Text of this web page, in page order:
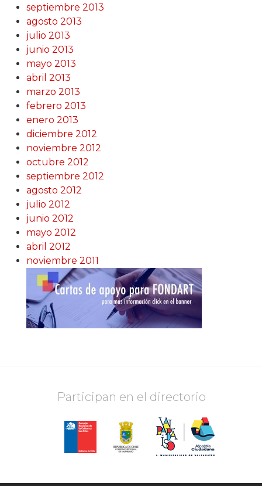
septiembre 2013
agosto 2013
julio 2013
junio 2013
mayo 2013
abril 2013
marzo 2013
febrero 2013
enero 2013
diciembre 2012
noviembre 2012
octubre 2012
septiembre 2012
agosto 2012
julio 2012
junio 2012
mayo 2012
abril 2012
noviembre 2011
Participan en el directorio